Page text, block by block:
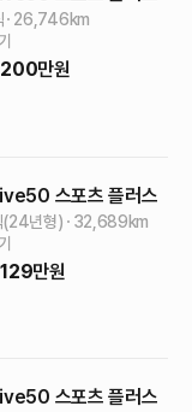
26,746km
200만원
스포츠 플러스
년형) 32,689km
129만원
스포츠 플러스